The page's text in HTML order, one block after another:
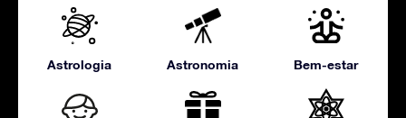
Astrologia Astronomia Bem-estar